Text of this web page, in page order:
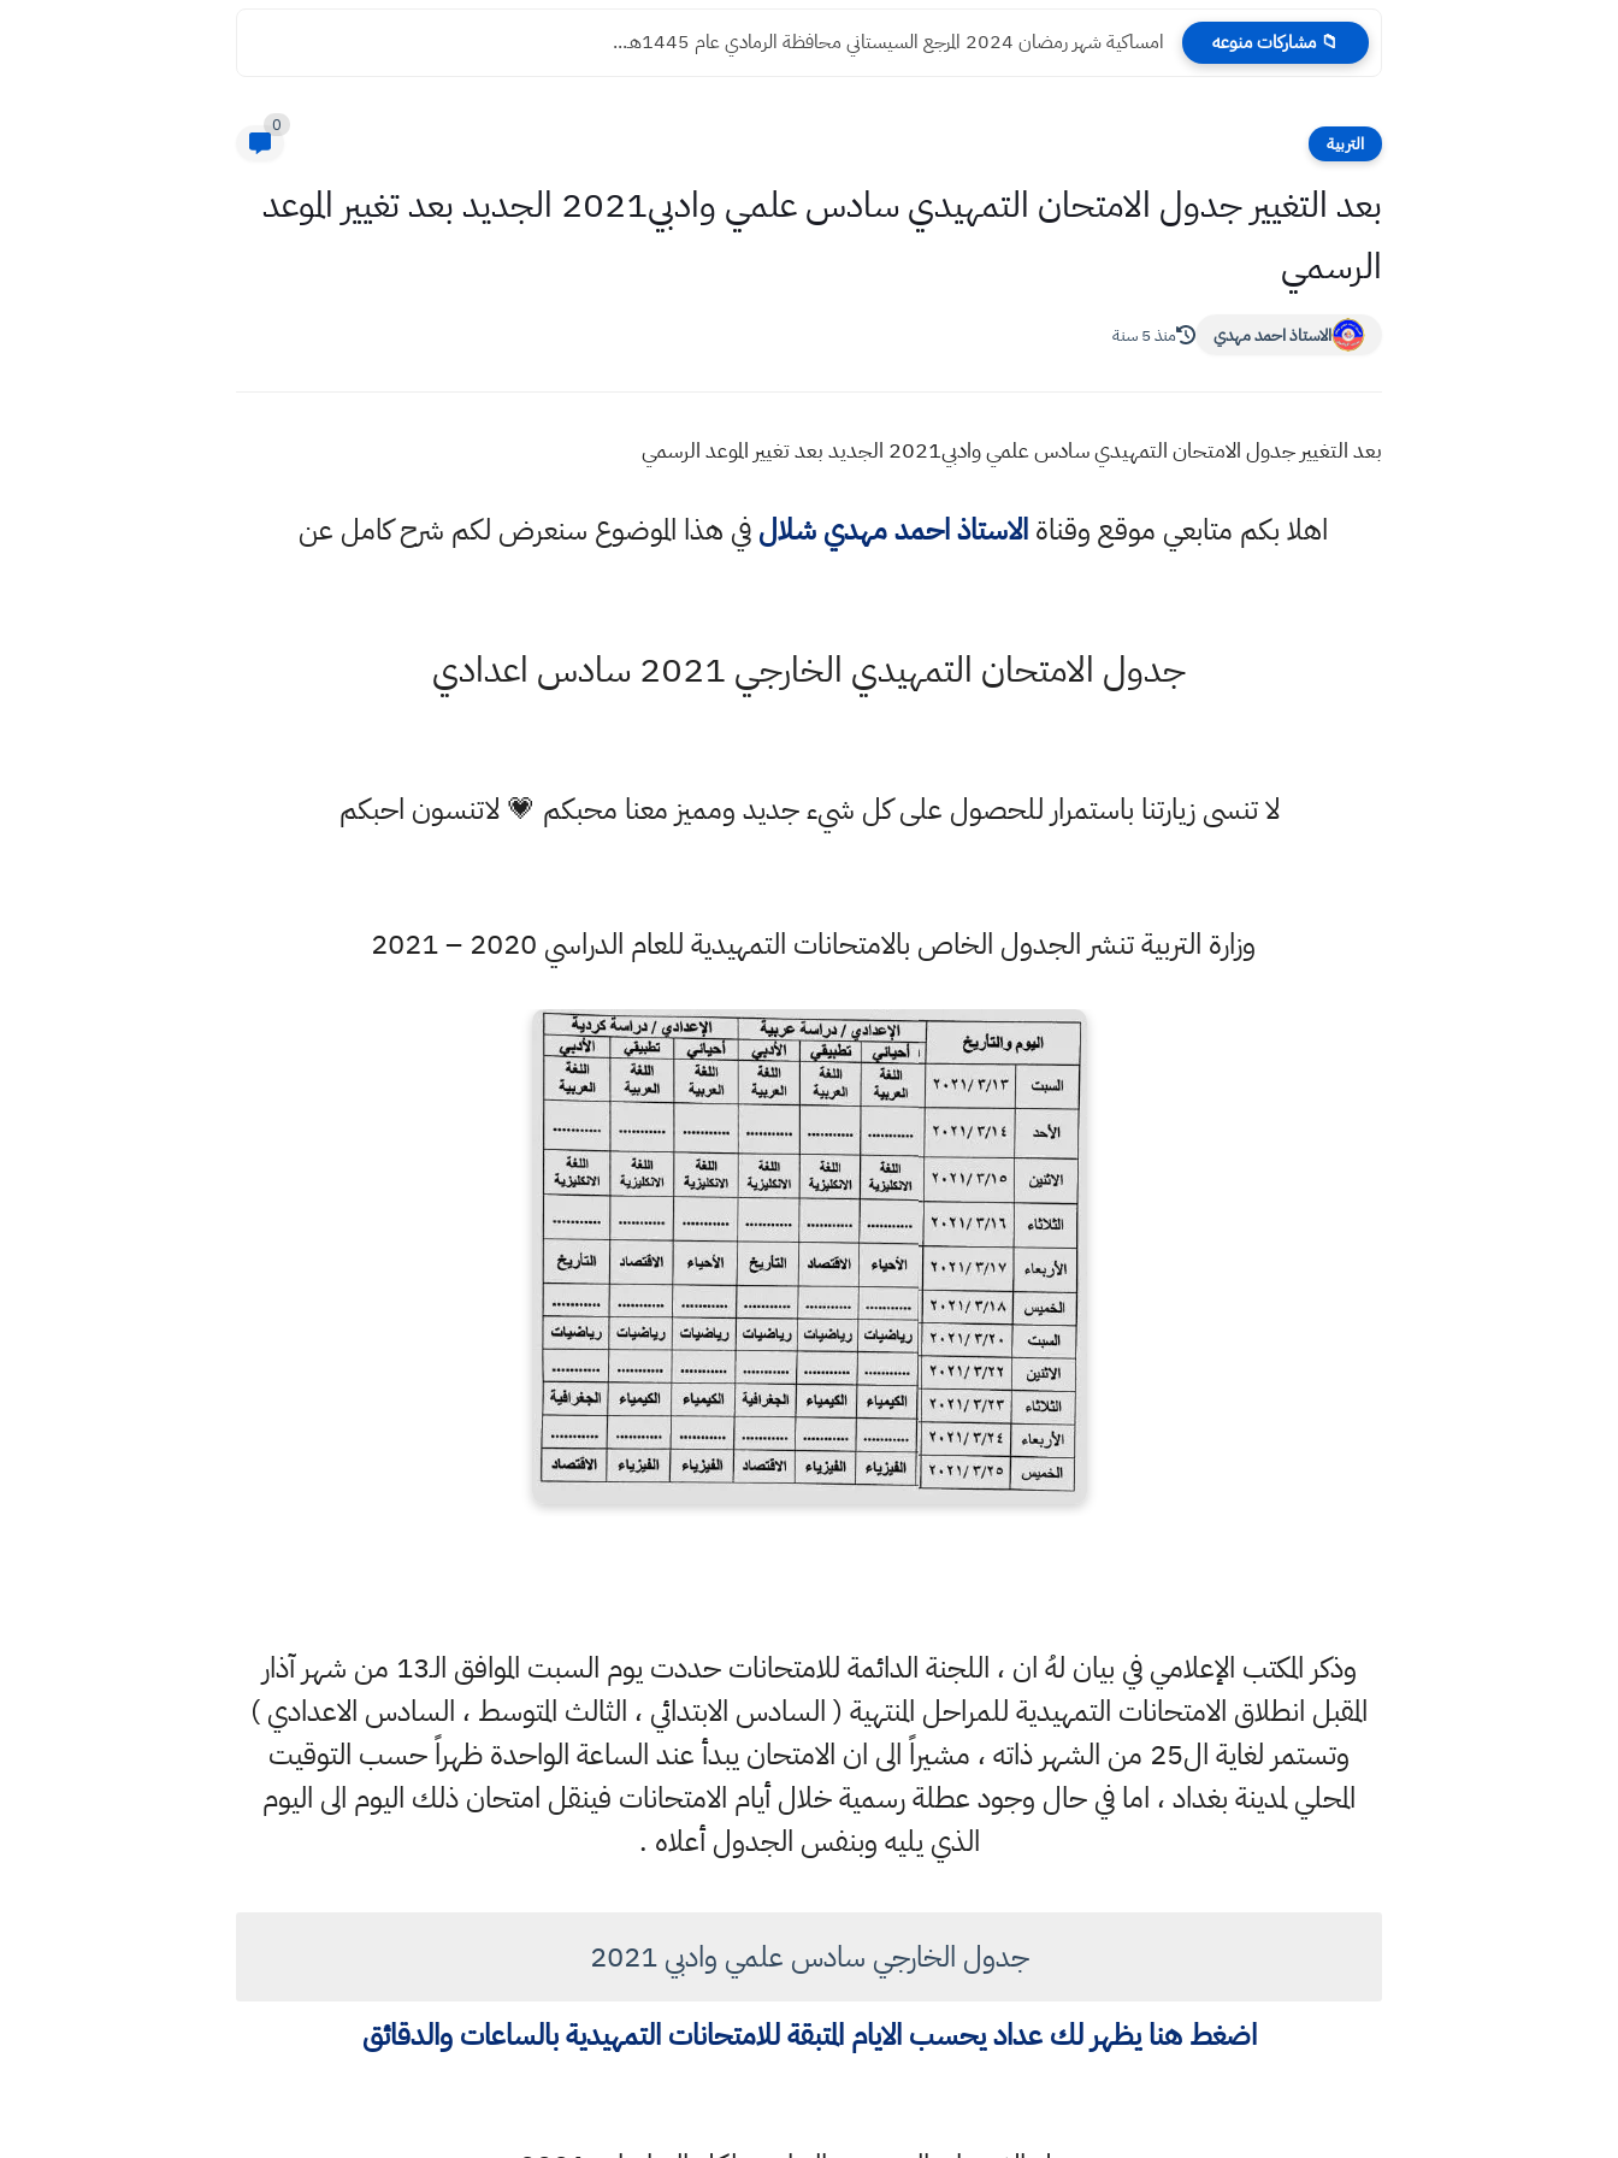
📁 مشاركات منوعه امساكية شهر رمضان 2024 المرجع السيستاني محافظة الرمادي عام 1445هـ...
التربية
0
بعد التغيير جدول الامتحان التمهيدي سادس علمي وادبي2021 الجديد بعد تغيير الموعد
الرسمي
الاستاذ احمد مهدي منذ 5 سنة
بعد التغيير جدول الامتحان التمهيدي سادس علمي وادبي2021 الجديد بعد تغيير الموعد الرسمي
اهلا بكم متابعي موقع وقناةالاستاذ احمد مهدي شلالفي هذا الموضوع سنعرض لكم شرح كامل عن
جدول الامتحان التمهيدي الخارجي 2021 سادس اعدادي
لا تنسى زيارتنا باستمرار للحصول على كل شيء جديد ومميز معنا محبكم 💗 لاتنسون احبكم
وزارة التربية تنشر الجدول الخاص بالامتحانات التمهيدية للعام الدراسي 2020 – 2021
وذكر المكتب الإعلامي في بيان لهُ ان ، اللجنة الدائمة للامتحانات حددت يوم السبت الموافق الـ13 من شهر آذار
المقبل انطلاق الامتحانات التمهيدية للمراحل المنتهية ( السادس الابتدائي ، الثالث المتوسط ، السادس الاعدادي )
وتستمر لغاية ال25 من الشهر ذاته ، مشيراً الى ان الامتحان يبدأ عند الساعة الواحدة ظهراً حسب التوقيت
المحلي لمدينة بغداد ، اما في حال وجود عطلة رسمية خلال أيام الامتحانات فينقل امتحان ذلك اليوم الى اليوم
الذي يليه وبنفس الجدول أعلاه .
جدول الخارجي سادس علمي وادبي 2021
اضغط هنا يظهر لك عداد يحسب الايام المتبقة للامتحانات التمهيدية بالساعات والدقائق